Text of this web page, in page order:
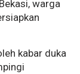
warga
kabar duka